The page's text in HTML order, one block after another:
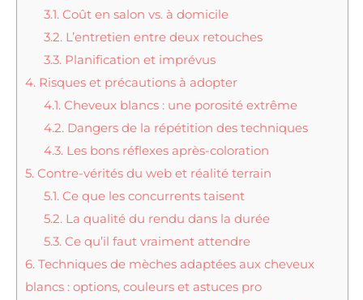
3.1. Coût en salon vs. à domicile
3.2. L’entretien entre deux retouches
3.3. Planification et imprévus
4. Risques et précautions à adopter
4.1. Cheveux blancs : une porosité extrême
4.2. Dangers de la répétition des techniques
4.3. Les bons réflexes après-coloration
5. Contre-vérités du web et réalité terrain
5.1. Ce que les concurrents taisent
5.2. La qualité du rendu dans la durée
5.3. Ce qu’il faut vraiment attendre
6. Techniques de mèches adaptées aux cheveux
blancs : options, couleurs et astuces pro